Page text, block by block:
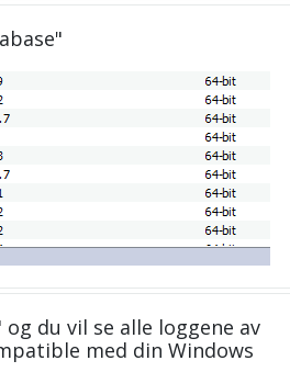
du vil se alle loggene av
med din Windows